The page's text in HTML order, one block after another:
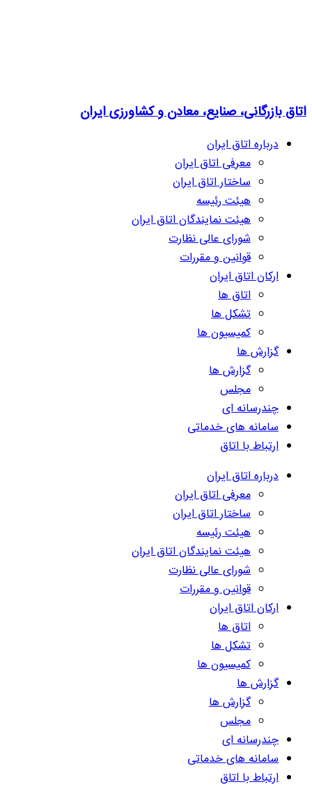
اتاق بازرگانی، صنایع، معادن و کشاورزی ایران
درباره اتاق ایران
معرفی اتاق ایران
ساختار اتاق ایران
هیئت رئیسه
هیئت نمایندگان اتاق ایران
شورای عالی نظارت
قوانین و مقررات
ارکان اتاق ایران
اتاق ها
تشکل ها
کمیسیون ها
گزارش ها
گزارش ها
مجلس
چندرسانه ای
سامانه های خدماتی
ارتباط با اتاق
درباره اتاق ایران
معرفی اتاق ایران
ساختار اتاق ایران
هیئت رئیسه
هیئت نمایندگان اتاق ایران
شورای عالی نظارت
قوانین و مقررات
ارکان اتاق ایران
اتاق ها
تشکل ها
کمیسیون ها
گزارش ها
گزارش ها
مجلس
چندرسانه ای
سامانه های خدماتی
ارتباط با اتاق